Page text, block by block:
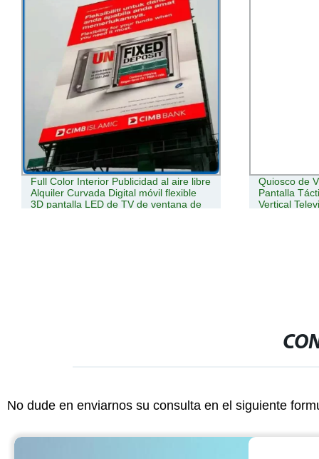
Full Color Interior Publicidad al aire libre
Alquiler Curvada Digital móvil flexible
3D pantalla LED de TV de ventana de
Quiosco de
Pantalla
Vertical
No dude en enviarnos su consulta en el siguiente